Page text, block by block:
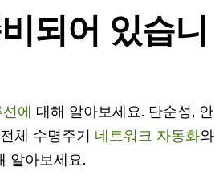
되어 있습니
에
대해 알아보세요. 단순성, 안
체 수명주기 네트워크 자동화와
알아보세요.